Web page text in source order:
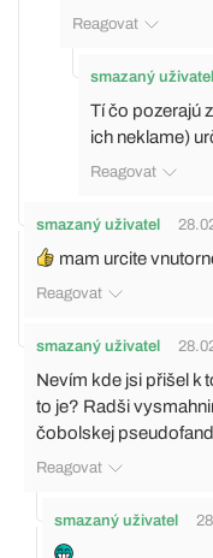
Reagovat
smazaný uživatel
Tí čo pozerajú
ich neklame)
Reagovat
smazaný uživatel
mam urcite
Reagovat
smazaný uživatel
Nevím kde jsi přišel k
to je? Radši
čobolskej
Reagovat
smazaný uživatel